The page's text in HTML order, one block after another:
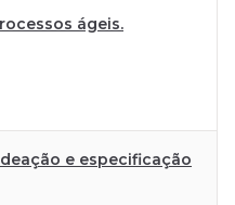
ágeis.
e especificação